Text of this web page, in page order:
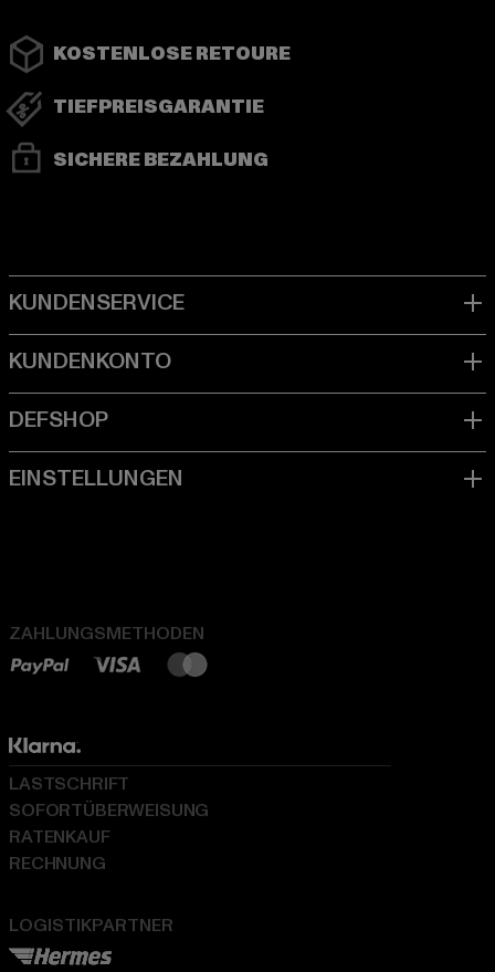
KOSTENLOSE RETOURE
TIEFPREISGARANTIE
SICHERE BEZAHLUNG
ZAHLUNGSMETHODEN
LOGISTIKPARTNER
LASTSCHRIFT
SOFORTÜBERWEISUNG
RATENKAUF
RECHNUNG